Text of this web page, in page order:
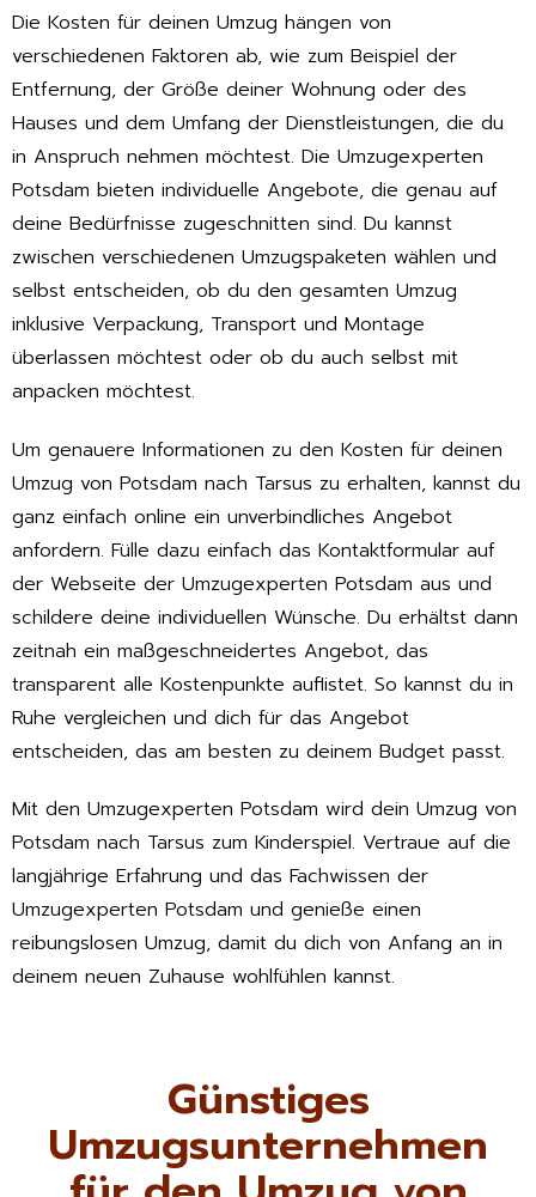
Die Kosten für deinen Umzug hängen von
verschiedenen Faktoren ab, wie zum Beispiel der
Entfernung, der Größe deiner Wohnung oder des
Hauses und dem Umfang der Dienstleistungen, die du
in Anspruch nehmen möchtest. Die Umzugexperten
Potsdam bieten individuelle Angebote, die genau auf
deine Bedürfnisse zugeschnitten sind. Du kannst
zwischen verschiedenen Umzugspaketen wählen und
selbst entscheiden, ob du den gesamten Umzug
inklusive Verpackung, Transport und Montage
überlassen möchtest oder ob du auch selbst mit
anpacken möchtest.
Um genauere Informationen zu den Kosten für deinen
Umzug von Potsdam nach Tarsus zu erhalten, kannst du
ganz einfach online ein unverbindliches Angebot
anfordern. Fülle dazu einfach das Kontaktformular auf
der Webseite der Umzugexperten Potsdam aus und
schildere deine individuellen Wünsche. Du erhältst dann
zeitnah ein maßgeschneidertes Angebot, das
transparent alle Kostenpunkte auflistet. So kannst du in
Ruhe vergleichen und dich für das Angebot
entscheiden, das am besten zu deinem Budget passt.
Mit den Umzugexperten Potsdam wird dein Umzug von
Potsdam nach Tarsus zum Kinderspiel. Vertraue auf die
langjährige Erfahrung und das Fachwissen der
Umzugexperten Potsdam und genieße einen
reibungslosen Umzug, damit du dich von Anfang an in
deinem neuen Zuhause wohlfühlen kannst.
Günstiges
Umzugsunternehmen